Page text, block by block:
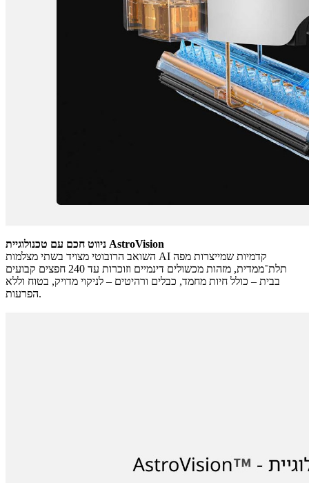
ניווט חכם עם טכנולוגיית AstroVision
השואב הרובוטי מצויד בשתי מצלמות AI קדמיות שמייצרות מפה
תלת־ממדית, מזהות מכשולים דינמיים וזוכרות עד 240 חפצים קבועים
בבית – כולל חיות מחמד, כבלים ורהיטים – לניקוי מדויק, בטוח וללא
הפרעות.